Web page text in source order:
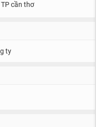
cần thơ
ty